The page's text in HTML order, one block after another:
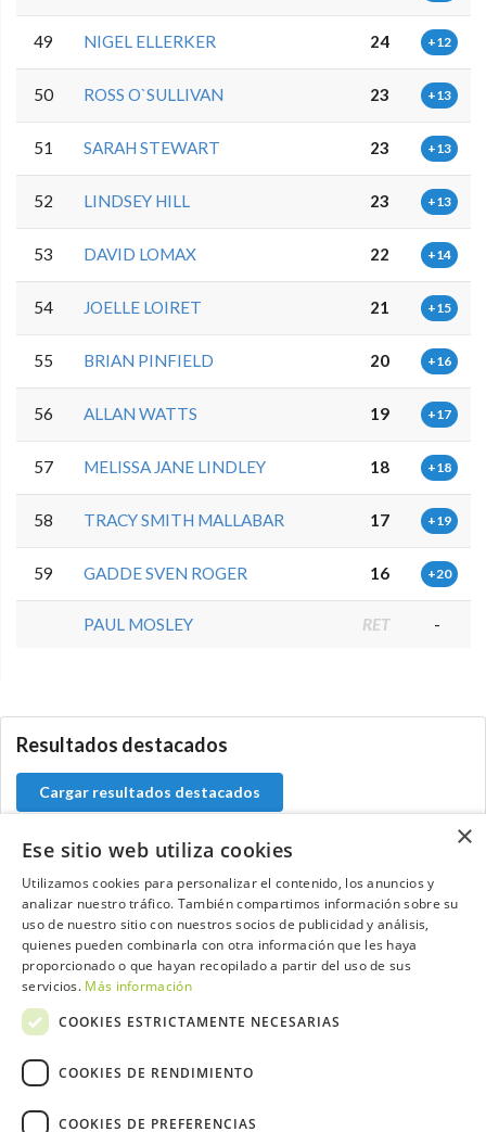
49 NIGEL ELLERKER 24 +12
50 ROSS O`SULLIVAN 23 +13
51 SARAH STEWART 23 +13
52 LINDSEY HILL 23 +13
53 DAVID LOMAX 22 +14
54 JOELLE LOIRET 21 +15
55 BRIAN PINFIELD 20 +16
56 ALLAN WATTS 19 +17
57 MELISSA JANE LINDLEY 18 +18
58 TRACY SMITH MALLABAR 17 +19
59 GADDE SVEN ROGER 16 +20
PAUL MOSLEY RET -
Resultados destacados
Cargar resultados destacados
Contacta con el equipo de NextCaddy
Opina Contacta
Trabaja con nosotros
×
Ese sitio web utiliza cookies
Utilizamos cookies para personalizar el contenido, los anuncios y
analizar nuestro tráfico. También compartimos información sobre su
uso de nuestro sitio con nuestros socios de publicidad y análisis,
quienes pueden combinarla con otra información que les haya
proporcionado o que hayan recopilado a partir del uso de sus
servicios. Más información
COOKIES ESTRICTAMENTE NECESARIAS
COOKIES DE RENDIMIENTO
COOKIES DE PREFERENCIAS